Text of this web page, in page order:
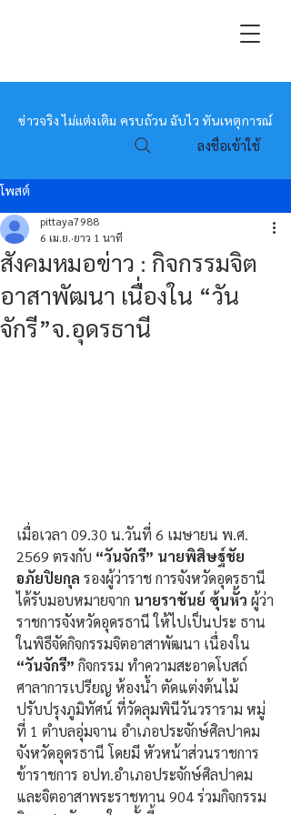
หมอข่าว
ข่าวจริง ไม่แต่งเติม ครบถ้วน ฉับไว ทันเหตุการณ์
ลงชื่อเข้าใช้
โพสต์
สังคมหมอข่าว : กิจกรรมจิต
อาสาพัฒนา เนื่องใน “วัน
จักรี”จ.อุดรธานี
pittaya7988
6 เม.ย. ยาว 1 นาที
เมื่อเวลา 09.30 น.วันที่ 6 เมษายน พ.ศ.
2569 ตรงกับ “วันจักรี” นายพิสิษฐ์ชัย
อภัยปิยกุล รองผู้ว่าราช การจังหวัดอุดรธานี
ได้รับมอบหมายจาก นายราชันย์ ซุ้นหั้ว ผู้ว่า
ราชการจังหวัดอุดรธานี ให้ไปเป็นประ ธาน
ในพิธีจัดกิจกรรมจิตอาสาพัฒนา เนื่องใน
“วันจักรี” กิจกรรม ทำความสะอาดโบสถ์
ศาลาการเปรียญ ห้องน้ำ ตัดแต่งต้นไม้
ปรับปรุงภูมิทัศน์ ที่วัดลุมพินีวันวราราม หมู่
ที่ 1 ตำบลอุ่มจาน อำเภอประจักษ์ศิลปาคม
จังหวัดอุดรธานี โดยมี หัวหน้าส่วนราชการ
ข้าราชการ อปท.อำเภอประจักษ์ศิลปาคม
และจิตอาสาพระราชทาน 904 ร่วมกิจกรรม